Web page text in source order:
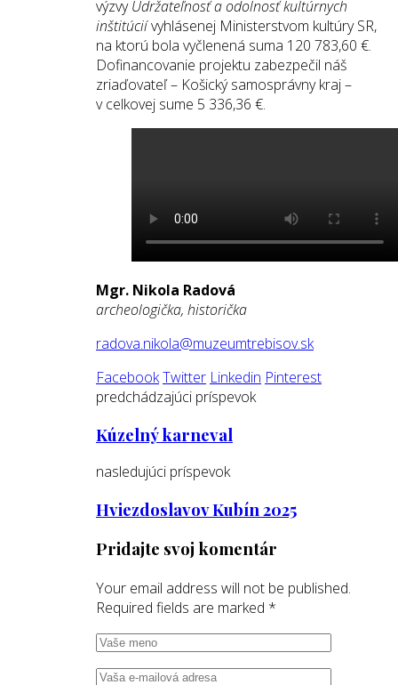
výzvyUdržateľnosť a odolnosť kultúrnych
inštitúciívyhlásenej Ministerstvom kultúry SR,
na ktorú bola vyčlenená suma 120 783,60 €.
Dofinancovanie projektu zabezpečil náš
zriaďovateľ – Košický samosprávny kraj –
v celkovej sume 5 336,36 €.
Mgr. Nikola Radová
archeologička, historička
radova.nikola@muzeumtrebisov.sk
FacebookTwitter Linkedin Pinterest
predchádzajúci príspevok
Kúzelný karneval
nasledujúci príspevok
Hviezdoslavov Kubín 2025
Pridajte svoj komentár
Your email address will not be published.
Required fields are marked *